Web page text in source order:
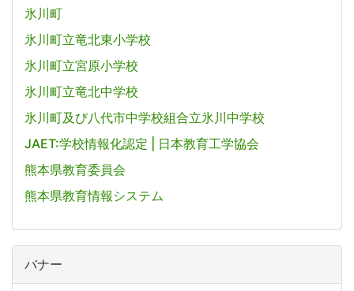
氷川町
氷川町立竜北東小学校
氷川町立宮原小学校
氷川町立竜北中学校
氷川町及び八代市中学校組合立氷川中学校
JAET:学校情報化認定 | 日本教育工学協会
熊本県教育委員会
熊本県教育情報システム
バナー